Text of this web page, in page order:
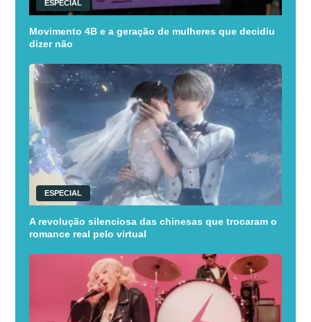
ESPECIAL
Movimento 4B e a geração de mulheres que decidiu
dizer não
ESPECIAL
A revolução silenciosa das chinesas que trocaram o
romance real pelo virtual